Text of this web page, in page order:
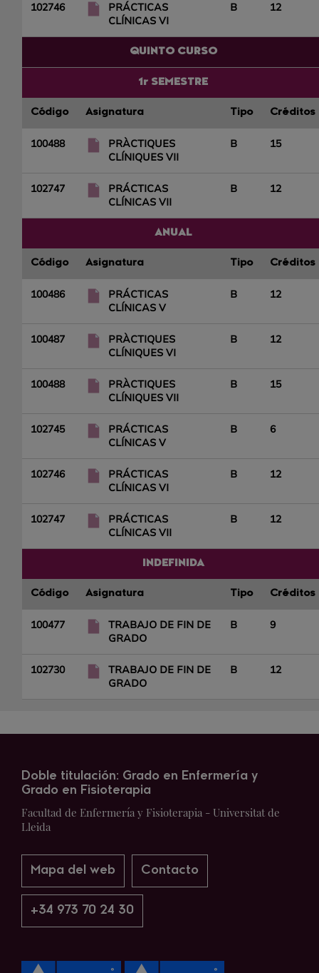
102746
PRÁCTICAS
CLÍNICAS VI
B 12
QUINTO CURSO
1r SEMESTRE
Código Asignatura Tipo Créditos
100488
PRÀCTIQUES
CLÍNIQUES VII
B 15
102747
PRÁCTICAS
CLÍNICAS VII
B 12
ANUAL
Código Asignatura Tipo Créditos
100486
PRÁCTICAS
CLÍNICAS V
B 12
100487
PRÀCTIQUES
CLÍNIQUES VI
B 12
100488
PRÀCTIQUES
CLÍNIQUES VII
B 15
102745
PRÁCTICAS
CLÍNICAS V
B 6
102746
PRÁCTICAS
CLÍNICAS VI
B 12
102747
PRÁCTICAS
CLÍNICAS VII
B 12
INDEFINIDA
Código Asignatura Tipo Créditos
100477
TRABAJO DE FIN DE
GRADO
B 9
102730
TRABAJO DE FIN DE
GRADO
B 12
Doble titulación: Grado en Enfermería y
Grado en Fisioterapia
Facultad de Enfermería y Fisioterapia - Universitat de
Lleida
Mapa del web Contacto
+34 973 70 24 30